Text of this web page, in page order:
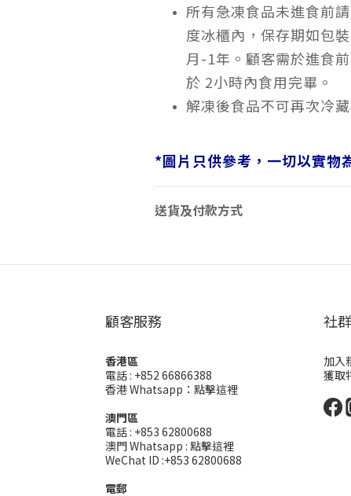
所有急凍食品未進食前
度冰櫃內，保存期如包
月-1年。顧客需於進食
於 2小時內食用完畢。
解凍後食品不可再次冷
*圖片只供參考，一切以實物
送貨及付款方式
顧客服務
香港區
電話 : +852 66866388
香港 Whatsapp： 點擊這裡
澳門區
電話 : +853 62800688
澳門 Whatsapp : 點擊這裡
WeChat ID :+853 62800688
電郵
社
加入
獲取